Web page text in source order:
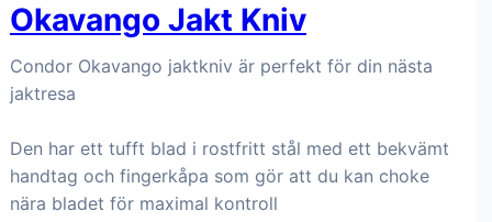
Okavango Jakt Kniv
Condor Okavango jaktkniv är perfekt för din nästa
jaktresa
Den har ett tufft blad i rostfritt stål med ett bekvämt
handtag och fingerkåpa som gör att du kan choke
nära bladet för maximal kontroll